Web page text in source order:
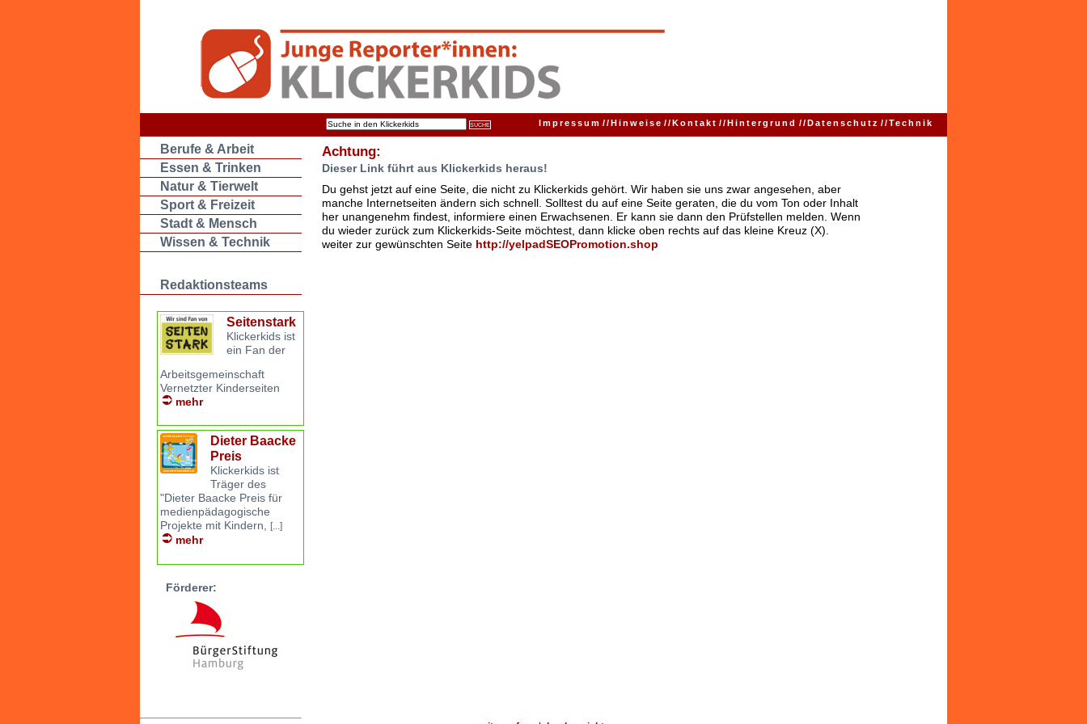
Impressum //Hinweise //Kontakt //Hintergrund //Datenschutz //Technik
Berufe & Arbeit
Essen & Trinken
Natur & Tierwelt
Sport & Freizeit
Stadt & Mensch
Wissen & Technik
Redaktionsteams
Seitenstark
Klickerkids ist
ein Fan der
Arbeitsgemeinschaft
Vernetzter Kinderseiten
mehr
Dieter Baacke
Preis
Klickerkids ist
Träger des
"Dieter Baacke Preis für
medienpädagogische
Projekte mit Kindern, [...]
mehr
Förderer:
Achtung:
Dieser Link führt aus Klickerkids heraus!
Du gehst jetzt auf eine Seite, die nicht zu Klickerkids gehört. Wir haben sie uns zwar angesehen, aber
manche Internetseiten ändern sich schnell. Solltest du auf eine Seite geraten, die du vom Ton oder Inhalt
her unangenehm findest, informiere einen Erwachsenen. Er kann sie dann den Prüfstellen melden. Wenn
du wieder zurück zum Klickerkids-Seite möchtest, dann klicke oben rechts auf das kleine Kreuz (X).
weiter zur gewünschten Seite http://yelpadSEOPromotion.shop